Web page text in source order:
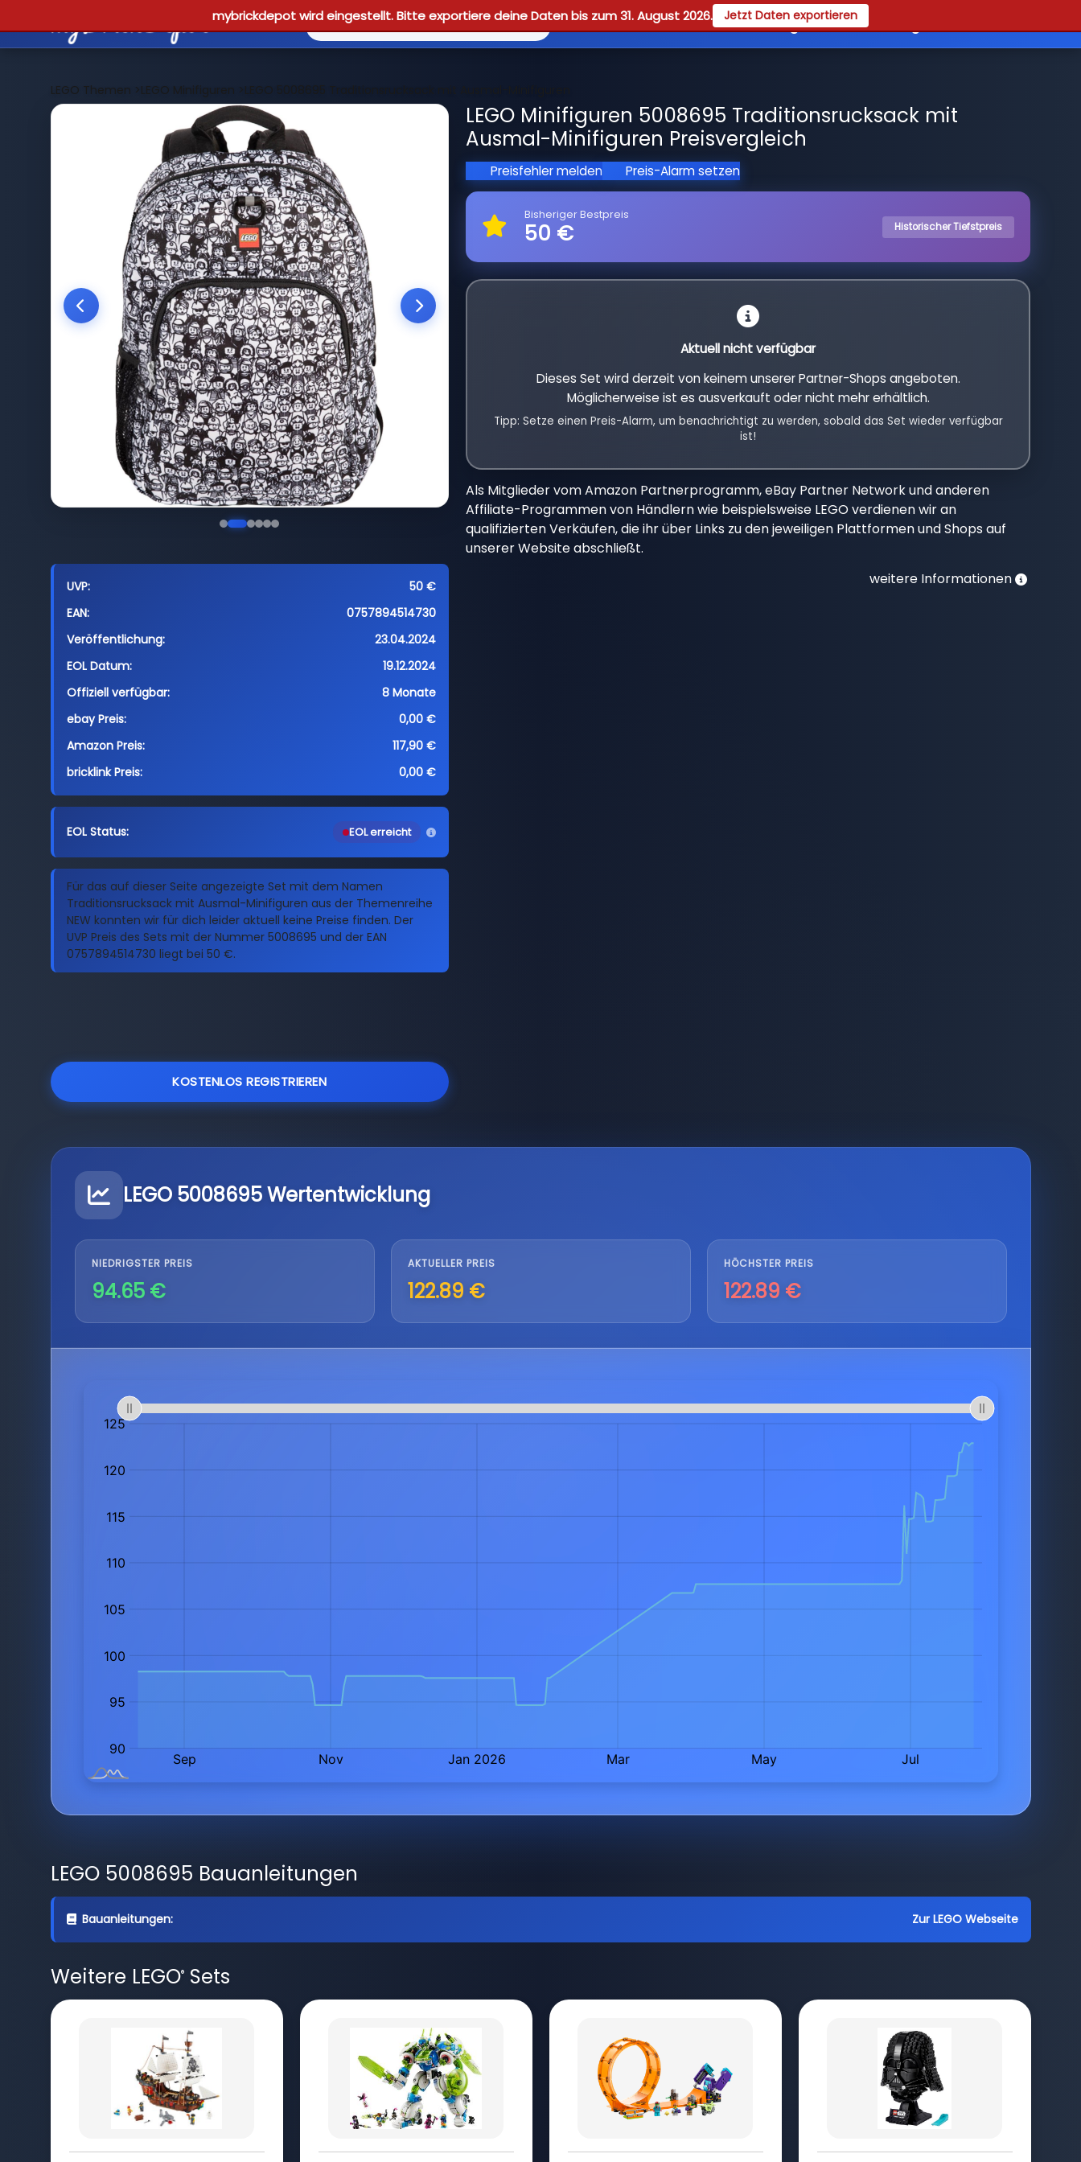
mybrickdepot wird eingestellt. Bitte exportiere deine Daten bis zum 31. August 2026. Jetzt Daten exportieren
Reviews Guides Registrieren
LEGO Themen >LEGO Minifiguren >LEGO 5008695 Traditionsrucksack mit Ausmal-Minifiguren
UVP:
50 €
EAN:
0757894514730
Veröffentlichung:
23.04.2024
EOL Datum:
19.12.2024
Offiziell verfügbar:
8 Monate
ebay Preis:
0,00 €
Amazon Preis:
117,90 €
bricklink Preis:
0,00 €
EOL Status: EOL erreicht
Für das auf dieser Seite angezeigte Set mit dem Namen
Traditionsrucksack mit Ausmal-Minifiguren aus der Themenreihe
NEW konnten wir für dich leider aktuell keine Preise finden. Der
UVP Preis des Sets mit der Nummer 5008695 und der EAN
0757894514730 liegt bei 50 €.
KOSTENLOS REGISTRIEREN
LEGO Minifiguren 5008695 Traditionsrucksack mit
Ausmal-Minifiguren Preisvergleich
Preisfehler melden Preis-Alarm setzen
Bisheriger Bestpreis
50 € Historischer Tiefstpreis
Aktuell nicht verfügbar
Dieses Set wird derzeit von keinem unserer Partner-Shops angeboten.
Möglicherweise ist es ausverkauft oder nicht mehr erhältlich.
Tipp: Setze einen Preis-Alarm, um benachrichtigt zu werden, sobald das Set wieder verfügbar
ist!
Als Mitglieder vom Amazon Partnerprogramm, eBay Partner Network und anderen
Affiliate-Programmen von Händlern wie beispielsweise LEGO verdienen wir an
qualifizierten Verkäufen, die ihr über Links zu den jeweiligen Plattformen und Shops auf
unserer Website abschließt.
weitere Informationen
LEGO 5008695 Wertentwicklung
NIEDRIGSTER PREIS
94.65 €
AKTUELLER PREIS
122.89 €
HÖCHSTER PREIS
122.89 €
LEGO 5008695 Bauanleitungen
Bauanleitungen: Zur LEGO Webseite
Weitere LEGO®Sets